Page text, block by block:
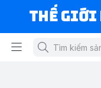
Thế Giới